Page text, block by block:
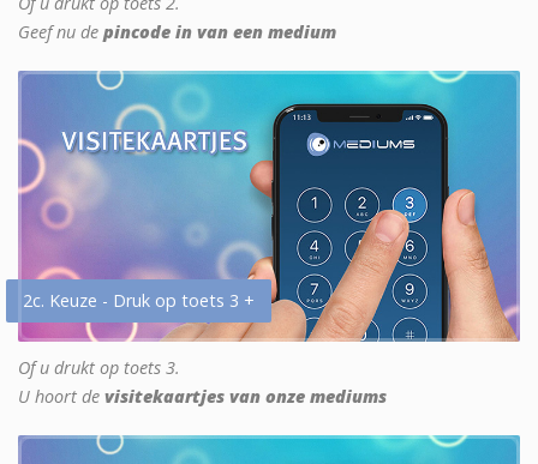
Geef nu de pincode in van een medium
2c. Keuze - Druk op toets 3 +
Of u drukt op toets 3.
U hoort de visitekaartjes van onze mediums